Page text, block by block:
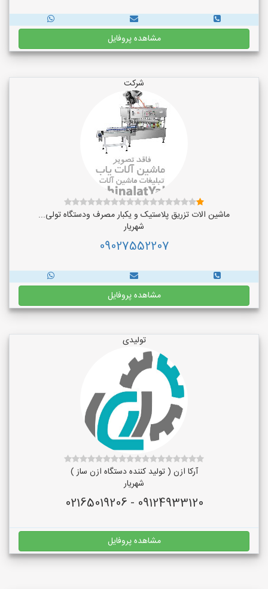
مشاهده پروفایل
شرکت
ماشین الات تزریق پلاستیک و یکبار مصرف ودستگاه تولی...
شهریار
09027552207
مشاهده پروفایل
تولیدی
آرکا ازن ( تولید کننده دستگاه ازن ساز )
شهریار
09124933120 - 02165019206
مشاهده پروفایل